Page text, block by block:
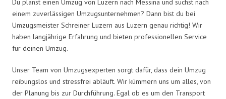
Du planst einen Umzug von Luzern nach Messina und suchst nach
einem zuverlässigen Umzugsunternehmen? Dann bist du bei
Umzugsmeister Schreiner Luzern aus Luzern genau richtig! Wir
haben langjährige Erfahrung und bieten professionellen Service
für deinen Umzug.
Unser Team von Umzugsexperten sorgt dafür, dass dein Umzug
reibungslos und stressfrei abläuft. Wir kümmern uns um alles, von
der Planung bis zur Durchführung. Egal ob es um den Transport